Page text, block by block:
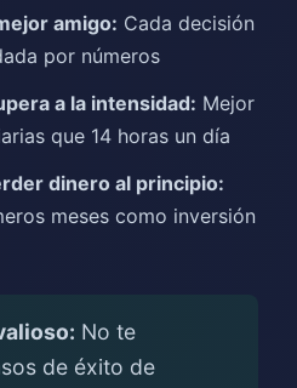
amigo: Cada decisión
por números
a la intensidad: Mejor
que 14 horas un día
dinero al principio:
meses como inversión
No te
de éxito de